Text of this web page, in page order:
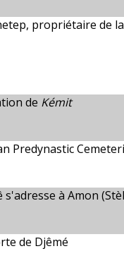
propriétaire de
de Kémit
Predynastic
à Amon
de Djêmé